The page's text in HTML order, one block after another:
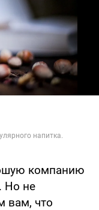
компанию
Но не
вам, что